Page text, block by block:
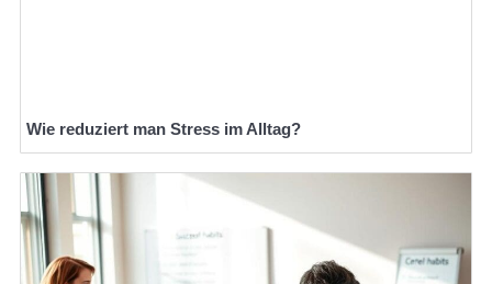
Wie reduziert man Stress im Alltag?